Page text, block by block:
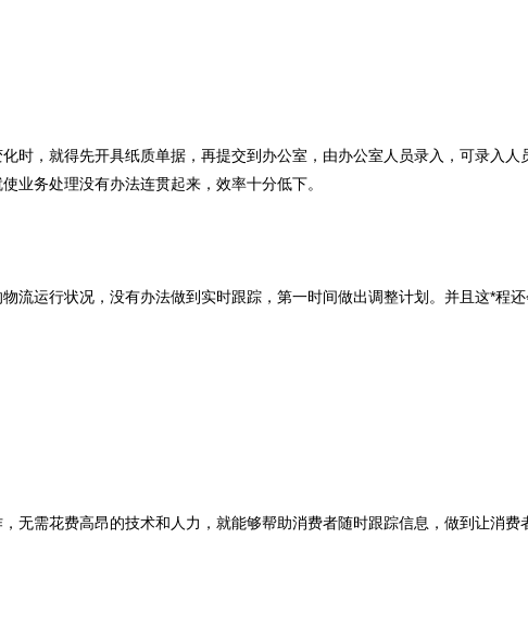
时，就得先开具纸质单据，再提交到办公室，由办公室人员录入，可录入
业务处理没有办法连贯起来，效率十分低下。
流运行状况，没有办法做到实时跟踪，第一时间做出调整计划。并且这*程
无需花费高昂的技术和人力，就能够帮助消费者随时跟踪信息，做到让消费